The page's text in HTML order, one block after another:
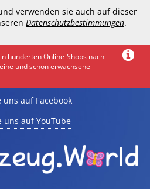
verwenden sie auch auf dieser
Datenschutzbestimmungen.
hunderten Online-Shops nach
und schon erwachsene
uns auf Facebook
uns auf YouTube